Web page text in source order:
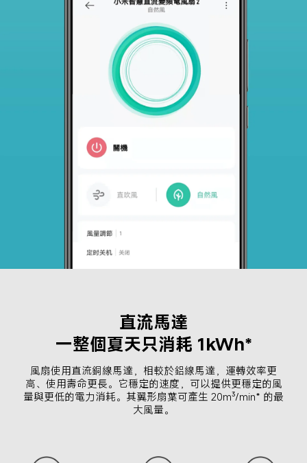
直流馬達
一整個夏天只消耗 1kWh*
風扇使用直流銅線馬達，相較於鋁線馬達，運轉效率更
高、使用壽命更長。它穩定的速度，可以提供更穩定的風
量與更低的電力消耗。其翼形扇葉可產生 20m³/min* 的最
大風量。